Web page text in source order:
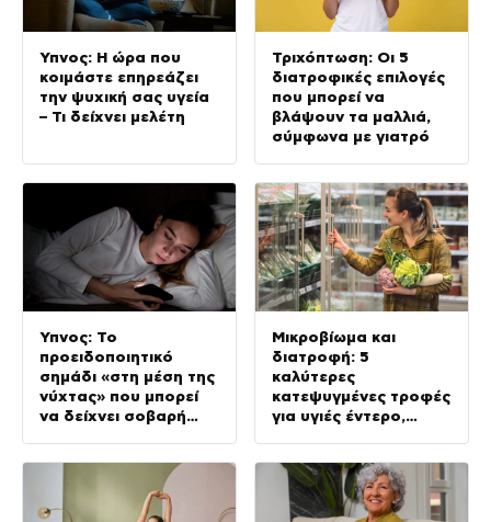
Ύπνος: Η ώρα που
κοιμάστε επηρεάζει
την ψυχική σας υγεία
– Τι δείχνει μελέτη
Τριχόπτωση: Οι 5
διατροφικές επιλογές
που μπορεί να
βλάψουν τα μαλλιά,
σύμφωνα με γιατρό
Ύπνος: Το
προειδοποιητικό
σημάδι «στη μέση της
νύχτας» που μπορεί
να δείχνει σοβαρή
Μικροβίωμα και
διατροφή: 5
καλύτερες
κατεψυγμένες τροφές
για υγιές έντερο,